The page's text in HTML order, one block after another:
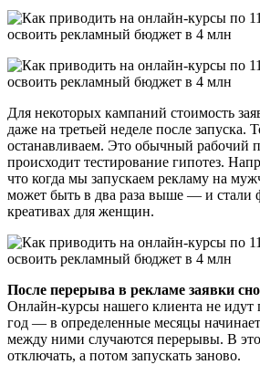
Для некоторых кампаний стоимость
даже на третьей неделе после запуска.
останавливаем. Это обычный рабочий
происходит тестирование гипотез.
что когда мы запускаем рекламу на
может быть в два раза выше — и стали
креативах для женщин.
После перерыва в рекламе заявки
Онлайн-курсы нашего клиента не идут
год — в определенные месяцы
между ними случаются перерывы. В
отключать, а потом запускать заново.